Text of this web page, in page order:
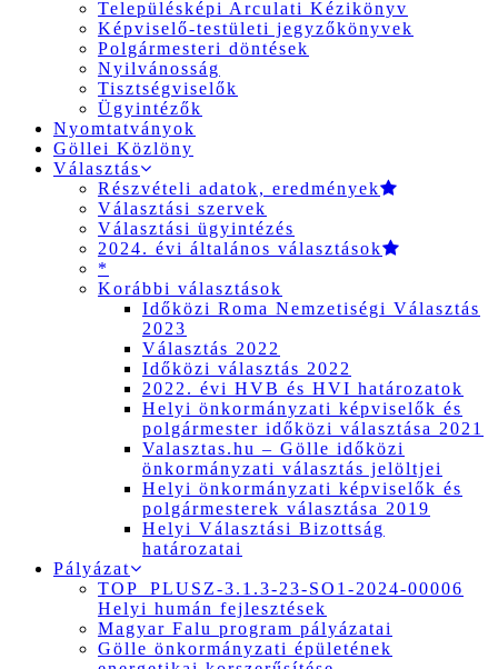
Településképi Arculati Kézikönyv
Képviselő-testületi jegyzőkönyvek
Polgármesteri döntések
Nyilvánosság
Tisztségviselők
Ügyintézők
Nyomtatványok
Göllei Közlöny
Választás
Részvételi adatok, eredmények
Választási szervek
Választási ügyintézés
2024. évi általános választások
*
Korábbi választások
Időközi Roma Nemzetiségi Választás
2023
Választás 2022
Időközi választás 2022
2022. évi HVB és HVI határozatok
Helyi önkormányzati képviselők és
polgármester időközi választása 2021
Valasztas.hu – Gölle időközi
önkormányzati választás jelöltjei
Helyi önkormányzati képviselők és
polgármesterek választása 2019
Helyi Választási Bizottság
határozatai
Pályázat
TOP_PLUSZ-3.1.3-23-SO1-2024-00006
Helyi humán fejlesztések
Magyar Falu program pályázatai
Gölle önkormányzati épületének